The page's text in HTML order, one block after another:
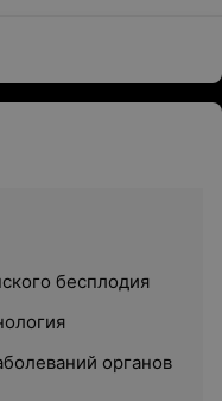
бесплодия
органов